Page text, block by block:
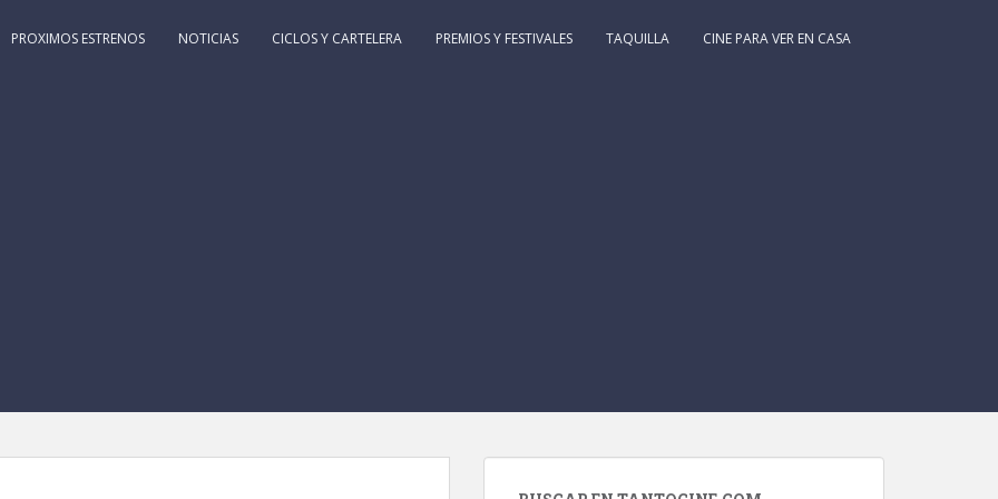
PROXIMOS ESTRENOS NOTICIAS CICLOS Y CARTELERA PREMIOS Y FESTIVALES TAQUILLA CINE PARA VER EN CASA